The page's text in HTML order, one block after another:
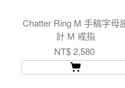
Chatter Ring M 手稿字母
計 M 戒指
NT$ 2,580